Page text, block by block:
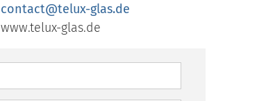
contact@telux-glas.de
www.telux-glas.de